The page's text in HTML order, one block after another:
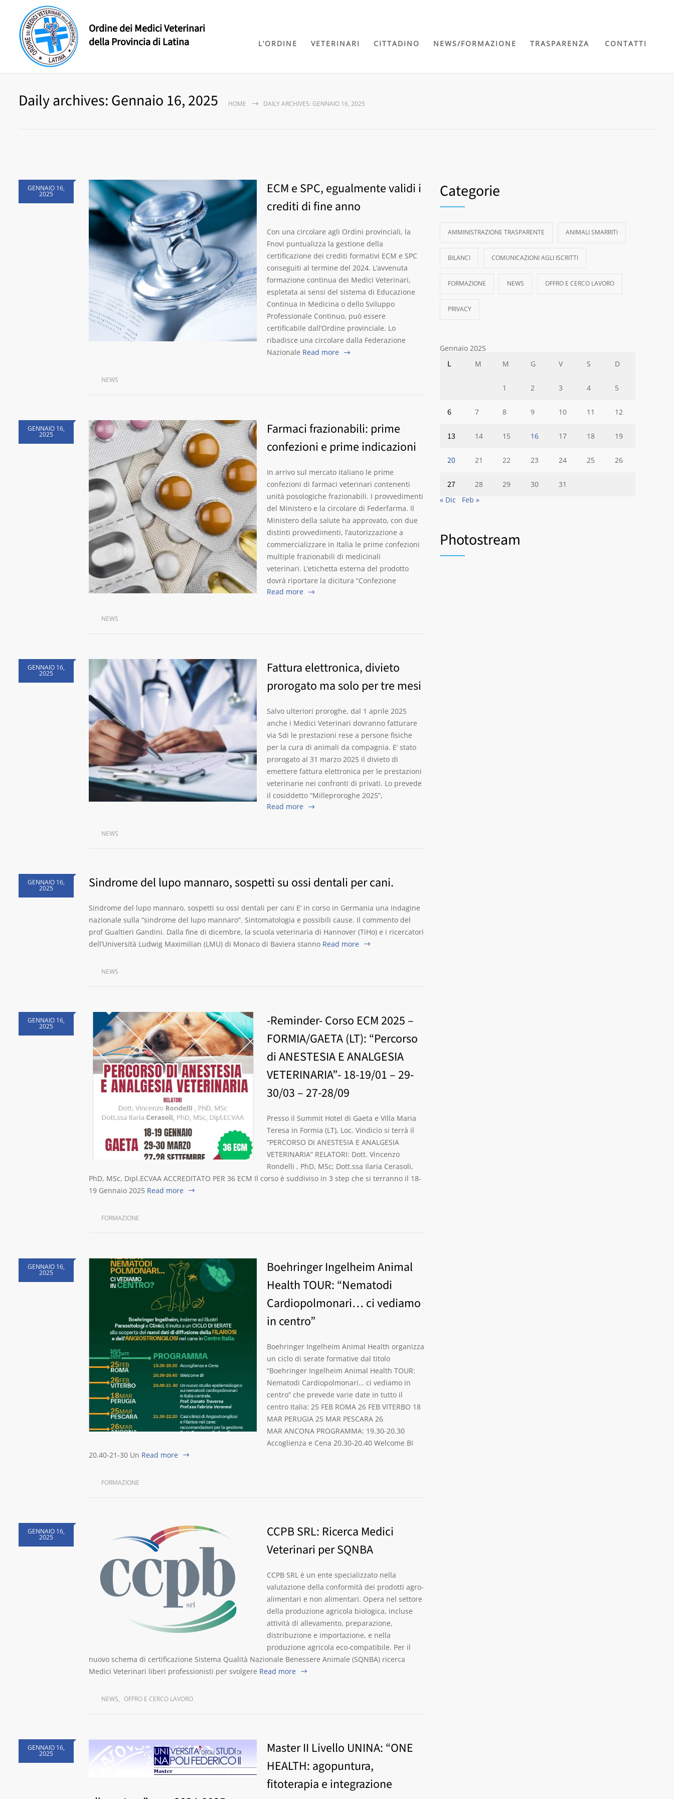
Ordine dei Medici Veterinari
della Provincia di Latina
L’ORDINE VETERINARI CITTADINO NEWS/FORMAZIONE TRASPARENZA CONTATTI
Daily archives: Gennaio 16, 2025 HOME DAILY ARCHIVES: GENNAIO 16, 2025
GENNAIO 16,
2025
ECM e SPC, egualmente validi i
crediti di fine anno
Con una circolare agli Ordini provinciali, la
Fnovi puntualizza la gestione della
certificazione dei crediti formativi ECM e SPC
conseguiti al termine del 2024. L’avvenuta
formazione continua dei Medici Veterinari,
espletata ai sensi del sistema di Educazione
Continua in Medicina o dello Sviluppo
Professionale Continuo, può essere
certificabile dall’Ordine provinciale. Lo
ribadisce una circolare dalla Federazione
Nazionale Read more
NEWS
GENNAIO 16,
2025
Farmaci frazionabili: prime
confezioni e prime indicazioni
In arrivo sul mercato italiano le prime
confezioni di farmaci veterinari contenenti
unità posologiche frazionabili. I provvedimenti
del Ministero e la circolare di Federfarma. Il
Ministero della salute ha approvato, con due
distinti provvedimenti, l’autorizzazione a
commercializzare in Italia le prime confezioni
multiple frazionabili di medicinali
veterinari. L’etichetta esterna del prodotto
dovrà riportare la dicitura “Confezione
Read more
NEWS
GENNAIO 16,
2025
Fattura elettronica, divieto
prorogato ma solo per tre mesi
Salvo ulteriori proroghe, dal 1 aprile 2025
anche i Medici Veterinari dovranno fatturare
via Sdi le prestazioni rese a persone fisiche
per la cura di animali da compagnia. E’ stato
prorogato al 31 marzo 2025 il divieto di
emettere fattura elettronica per le prestazioni
veterinarie nei confronti di privati. Lo prevede
il cosiddetto “Milleproroghe 2025”,
Read more
NEWS
GENNAIO 16,
2025 Sindrome del lupo mannaro, sospetti su ossi dentali per cani.
Sindrome del lupo mannaro, sospetti su ossi dentali per cani E’ in corso in Germania una indagine
nazionale sulla “sindrome del lupo mannaro”. Sintomatologia e possibili cause. Il commento del
prof Gualtieri Gandini. Dalla fine di dicembre, la scuola veterinaria di Hannover (TiHo) e i ricercatori
dell’Università Ludwig Maximilian (LMU) di Monaco di Baviera stanno Read more
NEWS
GENNAIO 16,
2025
-Reminder- Corso ECM 2025 –
FORMIA/GAETA (LT): “Percorso
di ANESTESIA E ANALGESIA
VETERINARIA”- 18-19/01 – 29-
30/03 – 27-28/09
Presso il Summit Hotel di Gaeta e Villa Maria
Teresa in Formia (LT), Loc. Vindicio si terrà il
“PERCORSO DI ANESTESIA E ANALGESIA
VETERINARIA” RELATORI: Dott. Vincenzo
Rondelli , PhD, MSc; Dott.ssa Ilaria Cerasoli,
PhD, MSc, Dipl.ECVAA ACCREDITATO PER 36 ECM Il corso è suddiviso in 3 step che si terranno il 18-
19 Gennaio 2025 Read more
FORMAZIONE
GENNAIO 16,
2025
Boehringer Ingelheim Animal
Health TOUR: “Nematodi
Cardiopolmonari… ci vediamo
in centro”
Boehringer Ingelheim Animal Health organizza
un ciclo di serate formative dal titolo
“Boehringer Ingelheim Animal Health TOUR:
Nematodi Cardiopolmonari… ci vediamo in
centro” che prevede varie date in tutto il
centro Italia: 25 FEB ROMA 26 FEB VITERBO 18
MAR PERUGIA 25 MAR PESCARA 26
MAR ANCONA PROGRAMMA: 19.30-20.30
Accoglienza e Cena 20.30-20.40 Welcome BI
20.40-21-30 Un Read more
FORMAZIONE
GENNAIO 16,
2025
CCPB SRL: Ricerca Medici
Veterinari per SQNBA
CCPB SRL è un ente specializzato nella
valutazione della conformità dei prodotti agro-
alimentari e non alimentari. Opera nel settore
della produzione agricola biologica, incluse
attività di allevamento, preparazione,
distribuzione e importazione, e nella
produzione agricola eco-compatibile. Per il
nuovo schema di certificazione Sistema Qualità Nazionale Benessere Animale (SQNBA) ricerca
Medici Veterinari liberi professionisti per svolgere Read more
NEWS, OFFRO E CERCO LAVORO
GENNAIO 16,
2025
Master II Livello UNINA: “ONE
HEALTH: agopuntura,
fitoterapia e integrazione
Categorie
AMMINISTRAZIONE TRASPARENTE ANIMALI SMARRITI
BILANCI COMUNICAZIONI AGLI ISCRITTI
FORMAZIONE NEWS OFFRO E CERCO LAVORO
PRIVACY
Gennaio 2025
L M M G V S D
1 2 3 4 5
6 7 8 9 10 11 12
13 14 15 16 17 18 19
20 21 22 23 24 25 26
27 28 29 30
31
« Dic
Feb »
Photostream